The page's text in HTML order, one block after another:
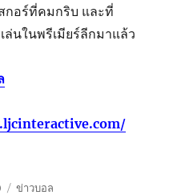
กอร์ที่คมกริบ และที่
ล่นในพรีเมียร์ลีกมาแล้ว
หมวด
ข่าวบอล